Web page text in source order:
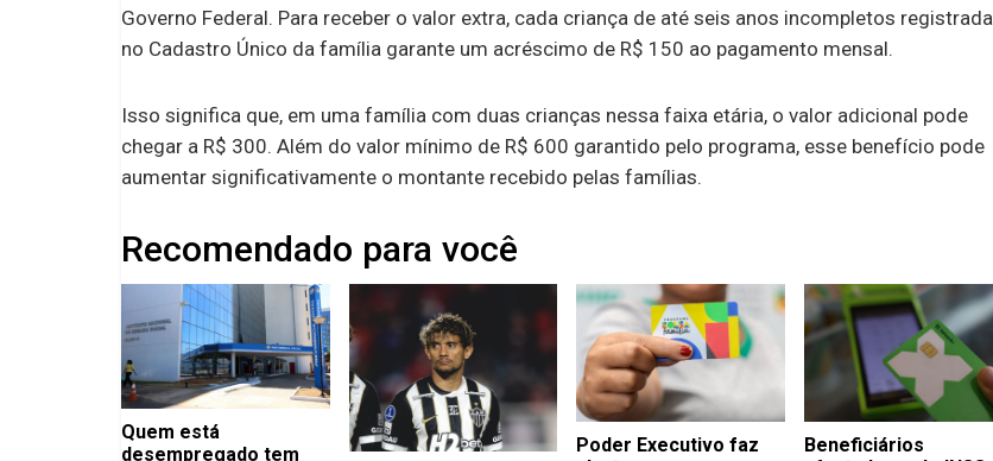
Governo Federal. Para receber o valor extra, cada criança de até seis anos incompletos registrada
no Cadastro Único da família garante um acréscimo de R$ 150 ao pagamento mensal.
Isso significa que, em uma família com duas crianças nessa faixa etária, o valor adicional pode
chegar a R$ 300. Além do valor mínimo de R$ 600 garantido pelo programa, esse benefício pode
aumentar significativamente o montante recebido pelas famílias.
Recomendado para você
Quem está
desempregado tem
Poder Executivo faz
Beneficiários